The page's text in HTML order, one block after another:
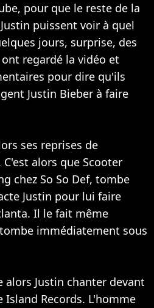
pour que le reste de la
puissent voir à quel
jours, surprise, des
regardé la vidéo et
pour dire qu'ils
Justin Bieber à faire
ses reprises de
alors que Scooter
chez So So Def, tombe
Justin pour lui faire
Il le fait même
immédiatement sous
alors Justin chanter devant
Island Records. L'homme